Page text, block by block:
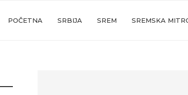
POČETNA SRBIJA SREM SREMSKA